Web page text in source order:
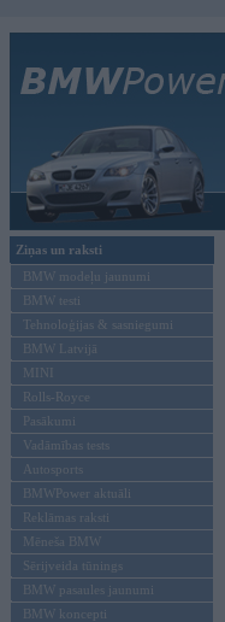
Ziņas un raksti
BMW modeļu jaunumi
BMW testi
Tehnoloģijas & sasniegumi
BMW Latvijā
MINI
Rolls-Royce
Pasākumi
Vadāmības tests
Autosports
BMWPower aktuāli
Reklāmas raksti
Mēneša BMW
Sērijveida tūnings
BMW pasaules jaunumi
BMW koncepti